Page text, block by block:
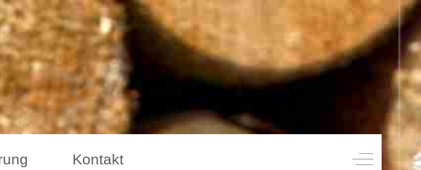
Kontakt Off-Canvas